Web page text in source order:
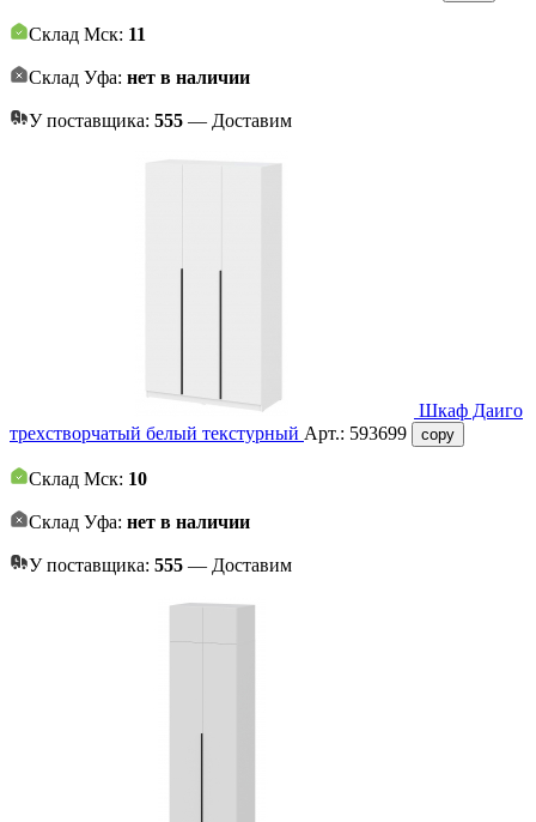
Склад Мск: 11
Склад Уфа: нет в наличии
У поставщика: 555 — Доставим
Шкаф Даиго
трехстворчатый белый текстурный Арт.: 593699 copy
Склад Мск: 10
Склад Уфа: нет в наличии
У поставщика: 555 — Доставим